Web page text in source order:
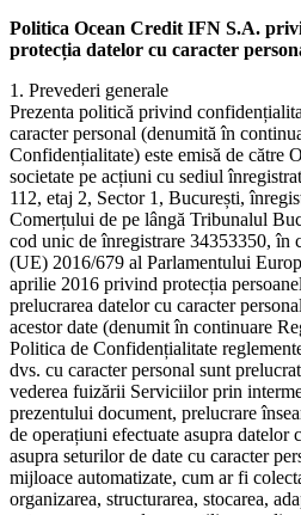
Politica Ocean Credit IFN S.A.
protecția datelor cu caracter
1. Prevederi generale
Prezenta politică privind
caracter personal (denumită în
Confidențialitate) este emisă de către
societate pe acțiuni cu sediul
112, etaj 2, Sector 1, București,
Comerțului de pe lângă Tribunalul
cod unic de înregistrare 34353350, în
(UE) 2016/679 al Parlamentului
aprilie 2016 privind protecția
prelucrarea datelor cu caracter
acestor date (denumit în continuare
Politica de Confidențialitate
dvs. cu caracter personal sunt
vederea fuizării Serviciilor prin
prezentului document, prelucrare
de operațiuni efectuate asupra datelor
asupra seturilor de date cu caracter
mijloace automatizate, cum ar fi
organizarea, structurarea, stocarea,